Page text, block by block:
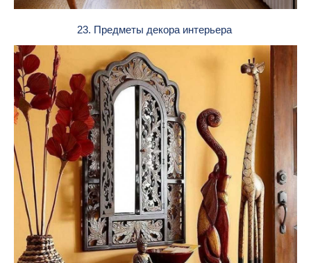
23. Предметы декора интерьера